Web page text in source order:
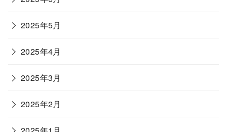
2025年5月
2025年4月
2025年3月
2025年2月